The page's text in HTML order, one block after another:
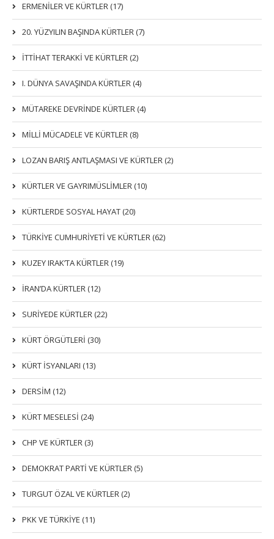
ERMENİLER VE KÜRTLER (17)
20. YÜZYILIN BAŞINDA KÜRTLER (7)
İTTIHAT TERAKKI VE KÜRTLER (2)
I. DÜNYA SAVAŞINDA KÜRTLER (4)
MÜTAREKE DEVRİNDE KÜRTLER (4)
MİLLİ MÜCADELE VE KÜRTLER (8)
LOZAN BARIŞ ANTLAŞMASI VE KÜRTLER (2)
KÜRTLER VE GAYRIMÜSLIMLER (10)
KÜRTLERDE SOSYAL HAYAT (20)
TÜRKİYE CUMHURİYETİ VE KÜRTLER (62)
KUZEY IRAK’TA KÜRTLER (19)
İRAN’DA KÜRTLER (12)
SURİYEDE KÜRTLER (22)
KÜRT ÖRGÜTLERİ (30)
KÜRT İSYANLARI (13)
DERSIM (12)
KÜRT MESELESİ (24)
CHP VE KÜRTLER (3)
DEMOKRAT PARTI VE KÜRTLER (5)
TURGUT ÖZAL VE KÜRTLER (2)
PKK VE TÜRKIYE (11)